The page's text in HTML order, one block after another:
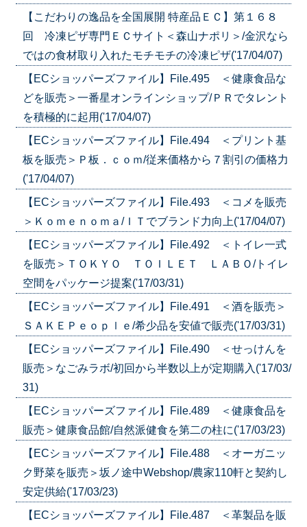
【こだわりの逸品を全国展開 特産品ＥＣ】第１６８
回 冷凍ピザ専門ＥＣサイト＜森山ナポリ＞/金沢なら
ではの食材取り入れたモチモチの冷凍ピザ('17/04/07)
【ECショッパーズファイル】File.495 ＜健康食品な
どを販売＞一番星オンラインショップ/ＰＲでタレント
を積極的に起用('17/04/07)
【ECショッパーズファイル】File.494 ＜プリント基
板を販売＞Ｐ板．ｃｏｍ/従来価格から７割引の価格力
('17/04/07)
【ECショッパーズファイル】File.493 ＜コメを販売
＞Ｋｏｍｅｎｏｍａ/ＩＴでブランド力向上('17/04/07)
【ECショッパーズファイル】File.492 ＜トイレ一式
を販売＞ＴＯＫＹＯ ＴＯＩＬＥＴ ＬＡＢＯ/トイレ
空間をパッケージ提案('17/03/31)
【ECショッパーズファイル】File.491 ＜酒を販売＞
ＳＡＫＥＰｅｏｐｌｅ/希少品を安値で販売('17/03/31)
【ECショッパーズファイル】File.490 ＜せっけんを
販売＞なごみラボ/初回から半数以上が定期購入('17/03/
31)
【ECショッパーズファイル】File.489 ＜健康食品を
販売＞健康食品館/自然派健食を第二の柱に('17/03/23)
【ECショッパーズファイル】File.488 ＜オーガニッ
ク野菜を販売＞坂ノ途中Webshop/農家110軒と契約し
安定供給('17/03/23)
【ECショッパーズファイル】File.487 ＜革製品を販